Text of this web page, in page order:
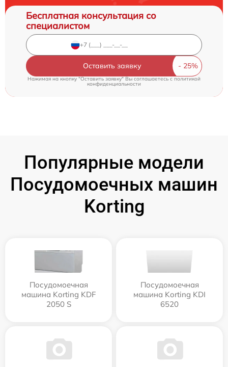
Бесплатная консультация со
специалистом
Оставить заявку
Нажимая на кнопку "Оставить заявку" Вы соглашаетесь cполитикой
конфиденциальности
Популярные модели
Посудомоечных машин
Korting
Посудомоечная
машина Korting KDF
2050 S
Посудомоечная
машина Korting KDI
6520